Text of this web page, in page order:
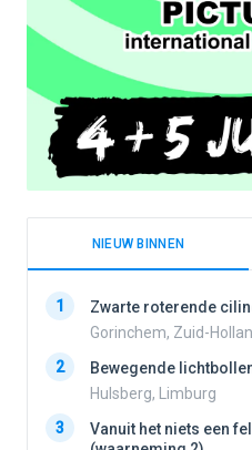
NIEUW BINNEN
1
Zwarte roterende
Gorinchem, Zuid-
2
Bewegende
Hulsberg, Limburg
3
Vanuit het niets een